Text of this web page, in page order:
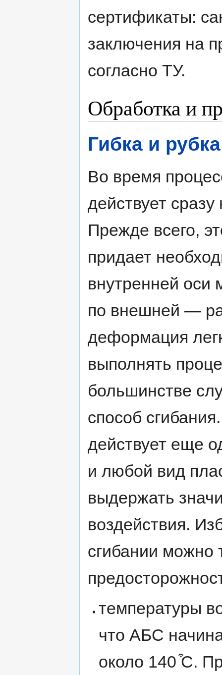
сертификаты:
заключения на
согласно ТУ.
Обработка и
Гибка и
Во время
действует
Прежде всего,
придает
внутренней оси
по внешней —
деформация
выполнять
большинстве
способ
действует еще
и любой вид
выдержать
воздействия.
сгибании можно
температуры
что АБС
около 140 ͒С.